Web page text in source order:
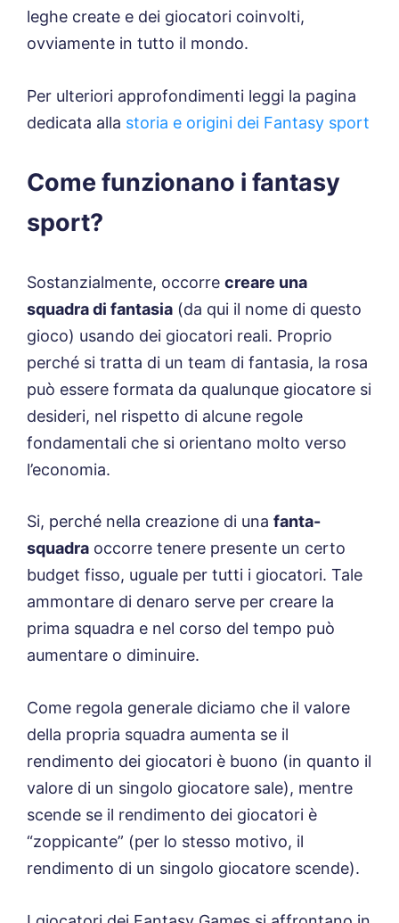
leghe create e dei giocatori coinvolti,
ovviamente in tutto il mondo.
Per ulteriori approfondimenti leggi la pagina
dedicata alla storia e origini dei Fantasy sport
Come funzionano i fantasy
sport?
Sostanzialmente, occorre creare una
squadra di fantasia (da qui il nome di questo
gioco) usando dei giocatori reali. Proprio
perché si tratta di un team di fantasia, la rosa
può essere formata da qualunque giocatore si
desideri, nel rispetto di alcune regole
fondamentali che si orientano molto verso
l’economia.
Si, perché nella creazione di una fanta-
squadra occorre tenere presente un certo
budget fisso, uguale per tutti i giocatori. Tale
ammontare di denaro serve per creare la
prima squadra e nel corso del tempo può
aumentare o diminuire.
Come regola generale diciamo che il valore
della propria squadra aumenta se il
rendimento dei giocatori è buono (in quanto il
valore di un singolo giocatore sale), mentre
scende se il rendimento dei giocatori è
“zoppicante” (per lo stesso motivo, il
rendimento di un singolo giocatore scende).